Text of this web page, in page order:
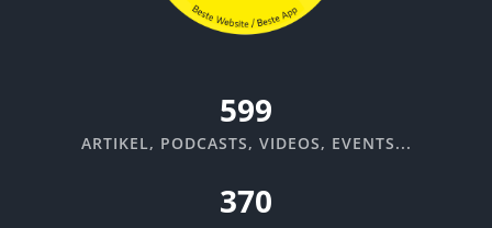
670
ARTIKEL, PODCASTS, VIDEOS, EVENTS...
370